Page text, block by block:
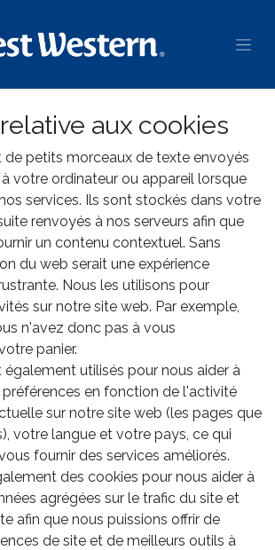
aux cookies
de petits morceaux de texte envoyés
votre ordinateur ou appareil lorsque
services. Ils sont stockés dans votre
renvoyés à nos serveurs afin que
un contenu contextuel. Sans
du web serait une expérience
Nous les utilisons pour
sur notre site web. Par exemple,
n'avez donc pas à vous
panier.
utilisés pour nous aider à
en fonction de l'activité
sur notre site web (les pages que
votre langue et votre pays, ce qui
fournir des services améliorés.
des cookies pour nous aider à
agrégées sur le trafic du site et
afin que nous puissions offrir de
de site et de meilleurs outils à